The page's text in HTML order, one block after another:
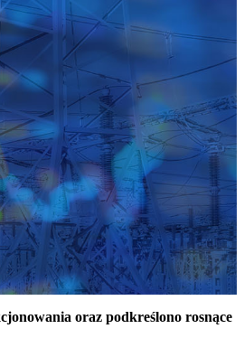
oraz podkreślono rosnące